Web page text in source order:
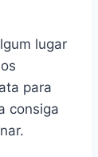
lugar
para
consiga